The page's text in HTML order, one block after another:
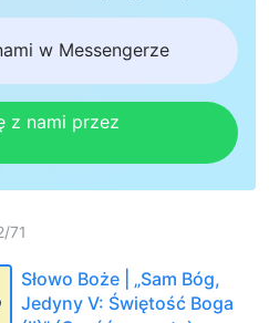
w Messengerze
z nami przez
/71
Słowo Boże | „Sam Bóg,
Jedyny V: Świętość Boga